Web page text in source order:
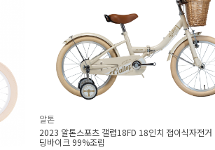
알톤
2023 알톤스포츠 갤럽18FD 18인치 접이식자전거
딩바이크 99%조립